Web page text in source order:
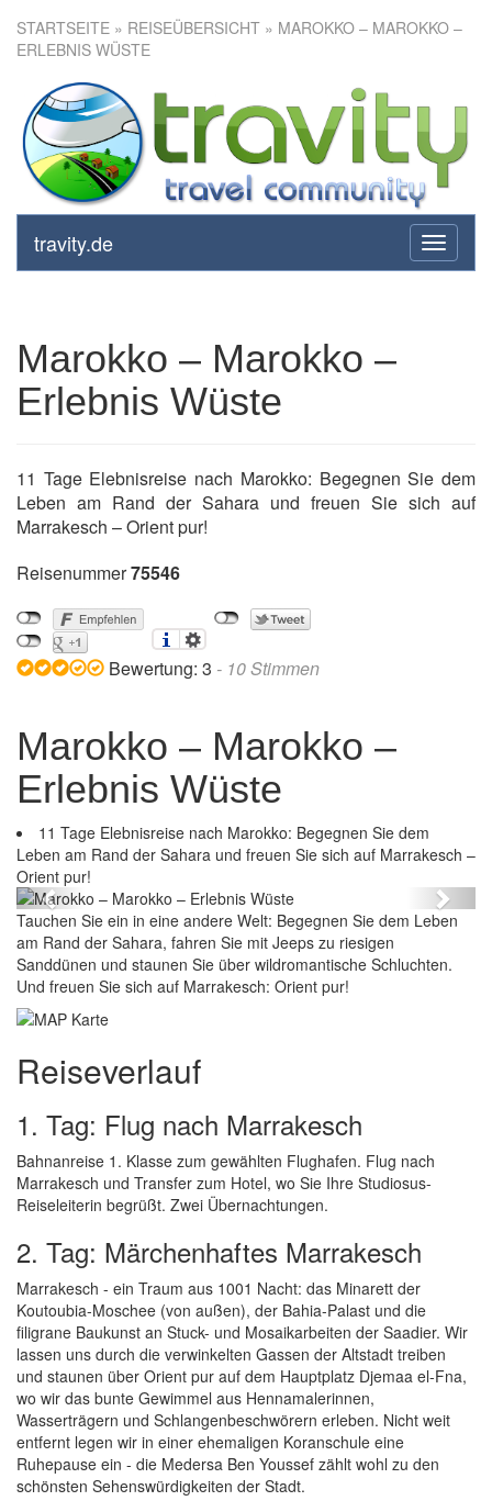
STARTSEITE » REISEÜBERSICHT » MAROKKO – MAROKKO –
ERLEBNIS WÜSTE
toggle
travity.de
Marokko – Marokko – Erlebnis
Wüste
Marokko – Marokko –
Erlebnis Wüste
11 Tage Elebnisreise nach Marokko: Begegnen Sie dem
Leben am Rand der Sahara und freuen Sie sich auf
Marrakesch – Orient pur!
Reisenummer75546
Bewertung: 3 - 10Stimmen
Marokko – Marokko –
Erlebnis Wüste
11 Tage Elebnisreise nach Marokko: Begegnen Sie dem
Leben am Rand der Sahara und freuen Sie sich auf Marrakesch –
Orient pur!
Wüste Marokko – Marokko – Erlebnis
Previous Next
Tauchen Sie ein in eine andere Welt: Begegnen Sie dem Leben
am Rand der Sahara, fahren Sie mit Jeeps zu riesigen
Sanddünen und staunen Sie über wildromantische Schluchten.
Und freuen Sie sich auf Marrakesch: Orient pur!
Reiseverlauf
1. Tag: Flug nach Marrakesch
Bahnanreise 1. Klasse zum gewählten Flughafen. Flug nach
Marrakesch und Transfer zum Hotel, wo Sie Ihre Studiosus-
Reiseleiterin begrüßt. Zwei Übernachtungen.
2. Tag: Märchenhaftes Marrakesch
Marrakesch - ein Traum aus 1001 Nacht: das Minarett der
Koutoubia-Moschee (von außen), der Bahia-Palast und die
filigrane Baukunst an Stuck- und Mosaikarbeiten der Saadier. Wir
lassen uns durch die verwinkelten Gassen der Altstadt treiben
und staunen über Orient pur auf dem Hauptplatz Djemaa el-Fna,
wo wir das bunte Gewimmel aus Hennamalerinnen,
Wasserträgern und Schlangenbeschwörern erleben. Nicht weit
entfernt legen wir in einer ehemaligen Koranschule eine
Ruhepause ein - die Medersa Ben Youssef zählt wohl zu den
schönsten Sehenswürdigkeiten der Stadt.